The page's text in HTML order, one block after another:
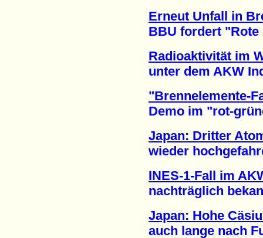
Erneut Unfall in
BBU fordert "Rote
Radioaktivität im
unter dem AKW
"Brennelemente-
Demo im "rot-
Japan: Dritter
wieder
INES-1-Fall im
nachträglich
Japan: Hohe
auch lange nach